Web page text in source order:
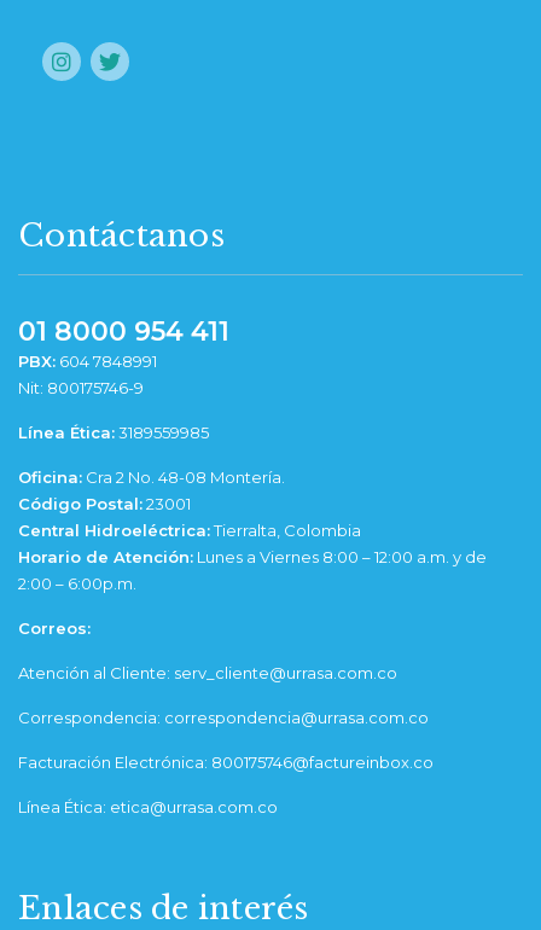
Contáctanos
01 8000 954 411
PBX: 604 7848991
Nit: 800175746-9
Línea Ética:3189559985
Oficina: Cra 2 No. 48-08 Montería.
Código Postal:23001
Central Hidroeléctrica:Tierralta, Colombia
Horario de Atención: Lunes a Viernes 8:00 – 12:00 a.m. y de
2:00 – 6:00p.m.
Correos:
Atención al Cliente: serv_cliente@urrasa.com.co
Correspondencia: correspondencia@urrasa.com.co
Facturación Electrónica: 800175746@factureinbox.co
Línea Ética: etica@urrasa.com.co
Enlaces de interés